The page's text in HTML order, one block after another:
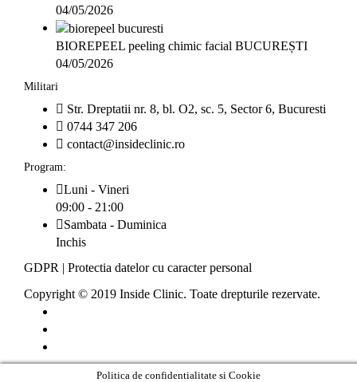
04/05/2026
BIOREPEEL peeling chimic facial BUCUREȘTI
04/05/2026
Militari
Str. Dreptatii nr. 8, bl. O2, sc. 5, Sector 6, Bucuresti
0744 347 206
contact@insideclinic.ro
Program:
Luni - Vineri
09:00 - 21:00
Sambata - Duminica
Inchis
GDPR | Protectia datelor cu caracter personal
Copyright © 2019 Inside Clinic. Toate drepturile rezervate.
Politica de confidentialitate si Cookie